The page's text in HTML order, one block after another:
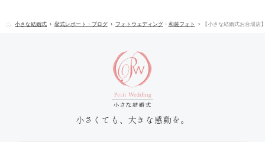
小さな結婚式 挙式レポート・ブログ フォトウェディング・ 和装フォト 【小さな結婚式お台場店
小さくても、大きな感動を。